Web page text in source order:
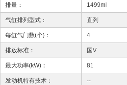
排量： 1499ml
气缸排列型式： 直列
每缸气门数(个)： 4
排放标准： 国V
最大功率(kW)： 81
发动机特有技术： --